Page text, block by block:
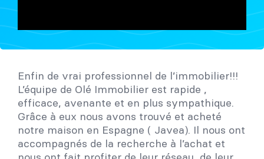
Enfin de vrai professionnel de l’immobilier!!!
L’équipe de Olé Immobilier est rapide ,
efficace, avenante et en plus sympathique.
Grâce à eux nous avons trouvé et acheté
notre maison en Espagne ( Javea). Il nous ont
accompagnés de la recherche à l’achat et